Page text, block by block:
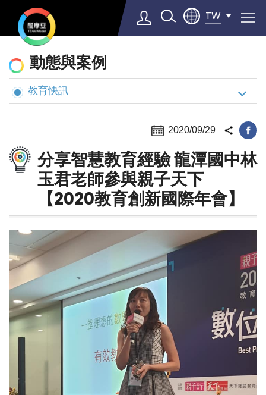
TW
▼
態
與
案
動態與案例
教育快訊
2020/09/29
分享智慧教育經驗 龍潭國中林
玉君老師參與親子天下
【2020教育創新國際年會】